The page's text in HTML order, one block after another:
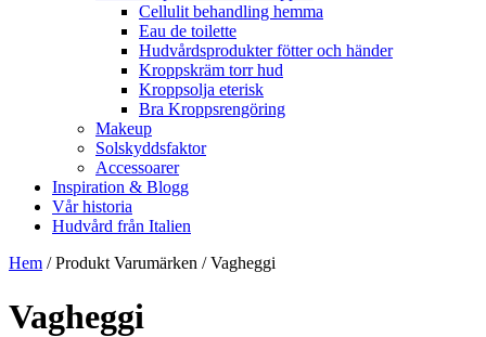
Cellulit behandling hemma
Eau de toilette
Hudvårdsprodukter fötter och händer
Kroppskräm torr hud
Kroppsolja eterisk
Bra Kroppsrengöring
Makeup
Solskyddsfaktor
Accessoarer
Inspiration & Blogg
Vår historia
Hudvård från Italien
Hem / Produkt Varumärken / Vagheggi
Vagheggi